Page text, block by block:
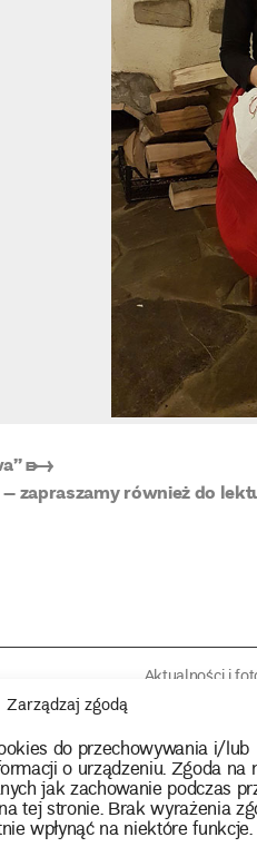
Zarządzaj zgodą
do przechowywania i/lub
o urządzeniu. Zgoda na
jak zachowanie podczas
tej stronie. Brak wyrażenia
wpłynąć na niektóre funkcje.
➸
– zapraszamy również do
Aktualności i
Muzealne
Kolekcja
Europejskie
Programy